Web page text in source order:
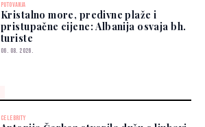
PUTOVANJA
Kristalno more, predivne plaže i
pristupačne cijene: Albanija osvaja bh.
turiste
06. 08. 2026.
CELEBRITY